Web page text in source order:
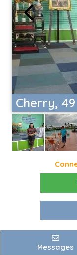
Cherry,
Messages